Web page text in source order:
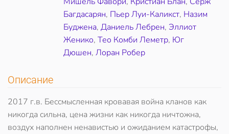
Багдасарян, Пьер Луи-Каликст, Назим
Буджена, Даниель Лебрен, Эллиот
Женико, Тео Комби Леметр, Юг
Дюшен, Лоран Робер
Описание
2017 г.в. Бессмысленная кровавая война кланов как
никогда сильна, цена жизни как никогда ничтожна,
воздух наполнен ненавистью и ожиданием катастрофы,